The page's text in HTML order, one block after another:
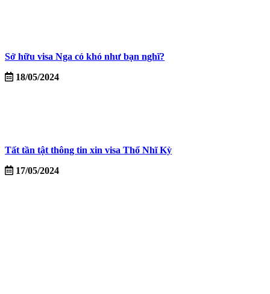
Sở hữu visa Nga có khó như bạn nghĩ?
18/05/2024
Tất tần tật thông tin xin visa Thổ Nhĩ Kỳ
17/05/2024